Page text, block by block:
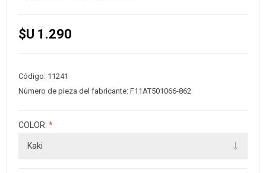
$U 1.290
Código: 11241
Número de pieza del fabricante: F11AT501066-862
COLOR: *